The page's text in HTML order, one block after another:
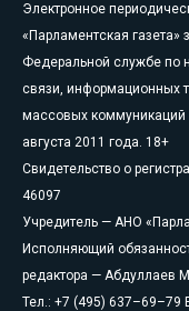
Электронное
«Парламентская газета»
Федеральной службе по
связи, информационных
массовых коммуникаций
августа 2011 года. 18+
Свидетельство о
46097
Учредитель — АНО
Исполняющий
редактора — Абдуллаев
Тел.: +7 (495) 637–69–79